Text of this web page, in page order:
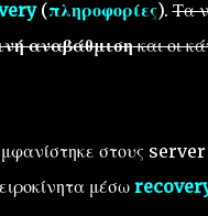
(πληροφορίες).Τα
αναβάθμισηκαι οι
στους
μέσω